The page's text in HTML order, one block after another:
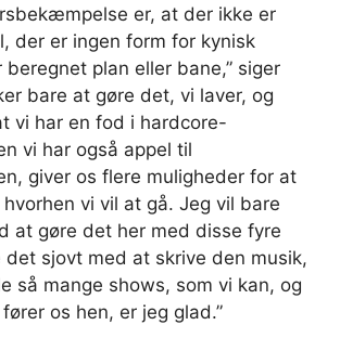
er, at der ikke er
der er ingen form for kynisk
plan eller bane,” siger
bare at gøre det, vi laver, og
vi har en fod i hardcore-
vi har også appel til
giver os flere muligheder for at
vi vil at gå. Jeg vil bare
at gøre det her med disse fyre
det sjovt med at skrive den musik,
så mange shows, som vi kan, og
os hen, er jeg glad.”